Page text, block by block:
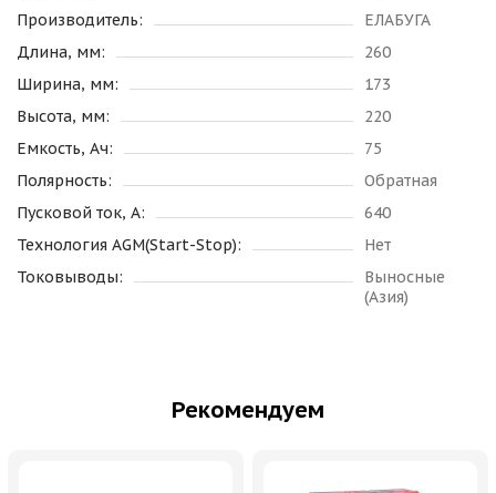
Производитель:
ЕЛАБУГА
Длина, мм:
260
Ширина, мм:
173
Высота, мм:
220
Емкость, Ач:
75
Полярность:
Обратная
Пусковой ток, А:
640
Технология AGM(Start-Stop):
Нет
Токовыводы:
Выносные
(Азия)
Рекомендуем